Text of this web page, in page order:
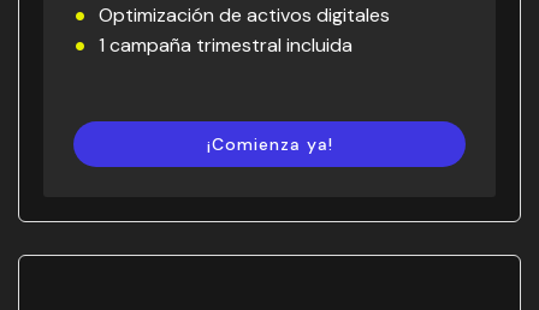
Optimización de activos digitales
1 campaña trimestral incluida
¡Comienza ya!